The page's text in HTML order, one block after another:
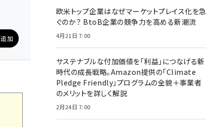
加
欧米トップ企業はなぜマーケットプレイス化を急
ぐのか？ BtoB企業の競争力を高める新潮流
4月21日 7:00
サステナブルな付加価値を「利益」につなげる新
時代の成長戦略。Amazon提供の「Climate
Pledge Friendly」プログラムの全貌＋事業者
のメリットを詳しく解説
2月24日 7:00